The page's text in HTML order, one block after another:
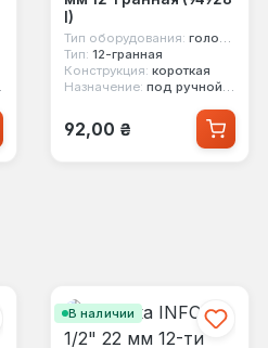
I)
Тип оборудования: головка стандартная
Тип: 12-гранная
Конструкция: короткая
Назначение: под ручной инструмент
Обычная цена:
92,00 ₴
В наличии